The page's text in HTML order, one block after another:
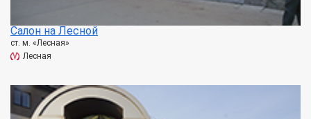
Салон на Лесной
ст. м. «Лесная»
Лесная